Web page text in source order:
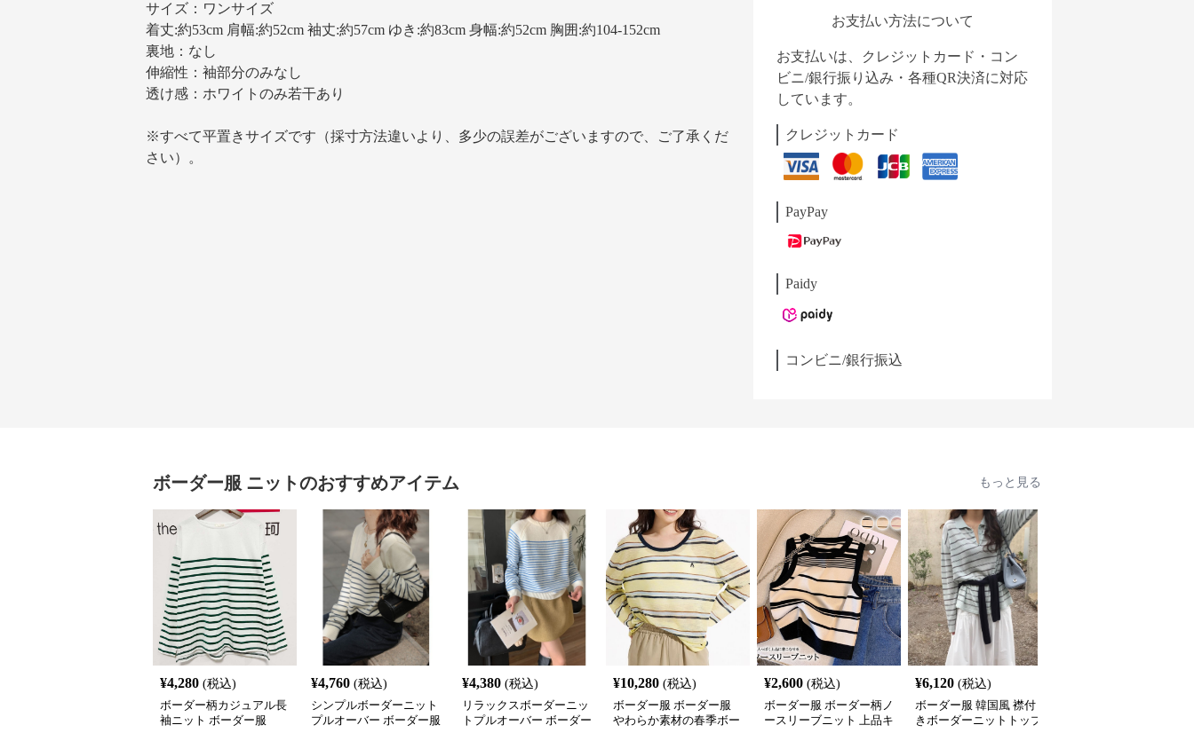
サイズ：ワンサイズ
着丈:約53cm 肩幅:約52cm 袖丈:約57cm ゆき:約83cm 身幅:約52cm 胸囲:約104-152cm
裏地：なし
伸縮性：袖部分のみなし
透け感：ホワイトのみ若干あり
※すべて平置きサイズです（採寸方法違いより、多少の誤差がございますので、ご了承くだ
さい）。
お支払い方法について
お支払いは、クレジットカード・コン
ビニ/銀行振り込み・各種QR決済に対応
しています。
クレジットカード
PayPay
Paidy
コンビニ/銀行振込
ボーダー服 ニットのおすすめアイテム もっと見る
¥4,280 (税込)
ボーダー柄カジュアル長
袖ニット ボーダー服
¥4,760 (税込)
シンプルボーダーニット
プルオーバー ボーダー服
¥4,380 (税込)
リラックスボーダーニッ
トプルオーバー ボーダー
¥10,280 (税込)
ボーダー服 ボーダー服
やわらか素材の春季ボー
¥2,600 (税込)
ボーダー服 ボーダー柄ノ
ースリーブニット 上品キ
¥6,120 (税込)
ボーダー服 韓国風 襟付
きボーダーニットトップ